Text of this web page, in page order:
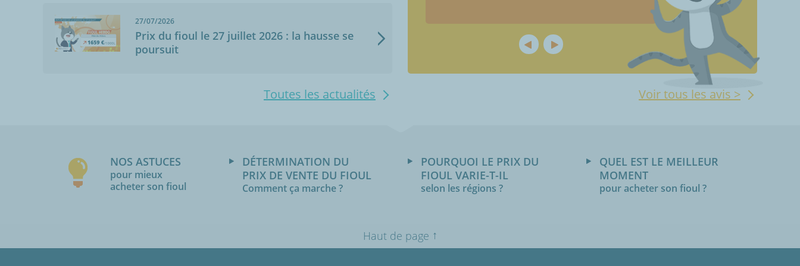
27/07/2026
Prix du fioul le 27 juillet 2026 : la hausse se
poursuit
Toutes les actualités Voir tous les avis >
NOS ASTUCES
pour mieux
acheter son fioul
DÉTERMINATION DU
PRIX DE VENTE DU FIOUL
Comment ça marche ?
POURQUOI LE PRIX DU
FIOUL VARIE-T-IL
selon les régions ?
QUEL EST LE MEILLEUR
MOMENT
pour acheter son fioul ?
Haut de page ↑